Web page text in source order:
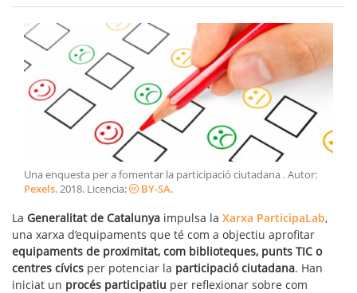
Una enquesta per a fomentar la participació ciutadana . Autor:
Pexels.2018. Licencia: BY-SA.
La Generalitat de Catalunya impulsa la Xarxa ParticipaLab,
una xarxa d’equipaments que té com a objectiu aprofitar
equipaments de proximitat, com biblioteques, punts TIC o
centres cívics per potenciar la participació ciutadana. Han
iniciat un procés participatiu per reflexionar sobre com